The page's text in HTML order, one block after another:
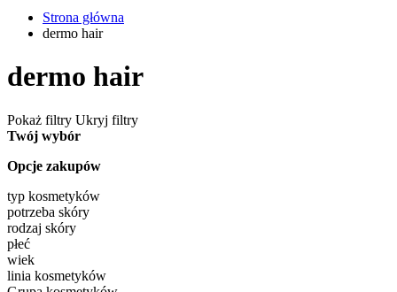
Strona główna
dermo hair
dermo hair
Pokaż filtry Ukryj filtry
Twój wybór
Opcje zakupów
typ kosmetyków
potrzeba skóry
rodzaj skóry
płeć
wiek
linia kosmetyków